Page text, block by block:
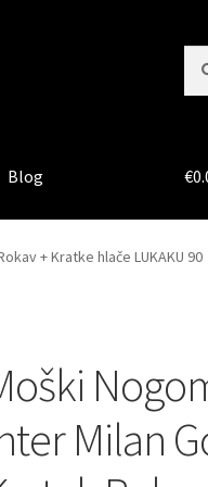
Blog €
+ Kratke hlače LUKAKU 90
Milan